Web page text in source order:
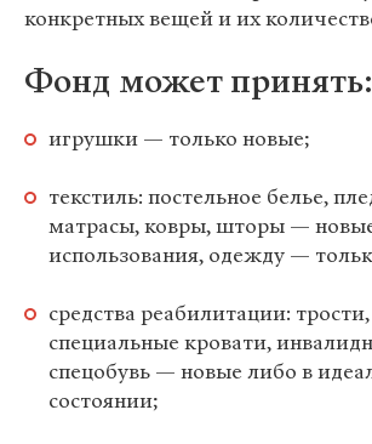
конкретных вещей и их
Фонд может принять:
игрушки — только новые;
текстиль: постельное белье,
матрасы, ковры, шторы —
использования, одежду —
средства реабилитации:
специальные кровати,
спецобувь — новые либо в
состоянии;